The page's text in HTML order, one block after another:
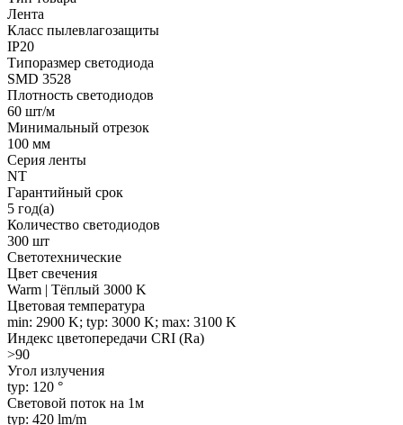
Лента
Класс пылевлагозащиты
IP20
Типоразмер светодиода
SMD 3528
Плотность светодиодов
60 шт/м
Минимальный отрезок
100 мм
Серия ленты
NT
Гарантийный срок
5 год(а)
Количество светодиодов
300 шт
Светотехнические
Цвет свечения
Warm | Тёплый 3000 K
Цветовая температура
min: 2900 K; typ: 3000 K; max: 3100 K
Индекс цветопередачи CRI (Ra)
>90
Угол излучения
typ: 120 °
Световой поток на 1м
typ: 420 lm/m